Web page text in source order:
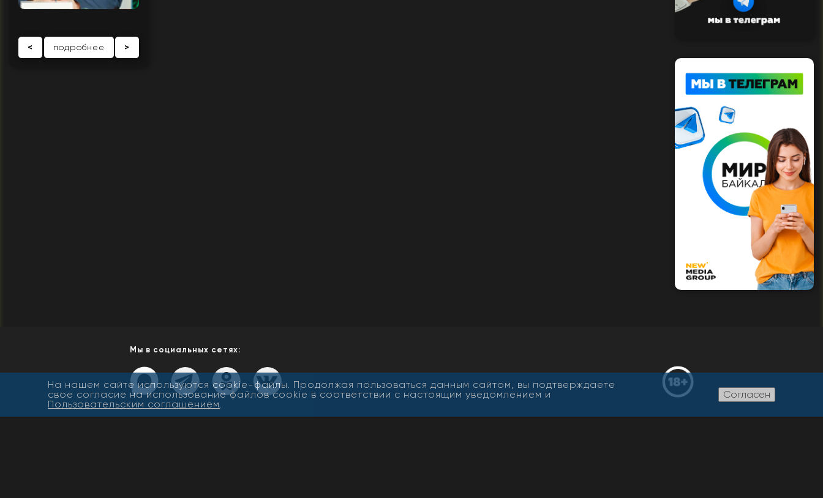
< подробнее >
Мы в социальных сетях:
На нашем сайте используются cookie-файлы. Продолжая пользоваться данным сайтом, вы подтверждаете
свое согласие на использование файлов cookie в соответствии с настоящим уведомлением и
Пользовательским соглашением.
Согласен